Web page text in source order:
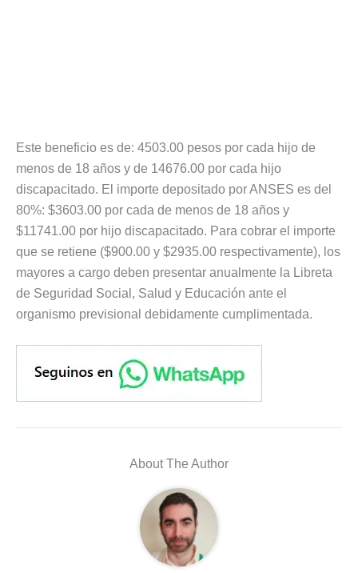
Este beneficio es de: 4503.00 pesos por cada hijo de
menos de 18 años y de 14676.00 por cada hijo
discapacitado. El importe depositado por ANSES es del
80%: $3603.00 por cada de menos de 18 años y
$11741.00 por hijo discapacitado. Para cobrar el importe
que se retiene ($900.00 y $2935.00 respectivamente), los
mayores a cargo deben presentar anualmente la Libreta
de Seguridad Social, Salud y Educación ante el
organismo previsional debidamente cumplimentada.
About The Author